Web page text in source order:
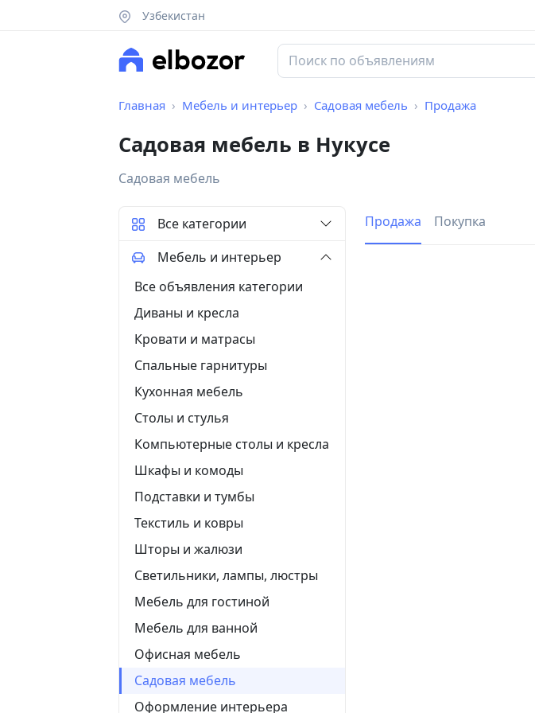
Узбекистан
Главная Мебель и интерьер Садовая мебель Продажа
Садовая мебель в Нукусе
Садовая мебель
Продажа Покупка
Все категории
Мебель и интерьер
Все объявления категории
Диваны и кресла
Кровати и матрасы
Спальные гарнитуры
Кухонная мебель
Столы и стулья
Компьютерные столы и кресла
Шкафы и комоды
Подставки и тумбы
Текстиль и ковры
Шторы и жалюзи
Светильники, лампы, люстры
Мебель для гостиной
Мебель для ванной
Офисная мебель
Садовая мебель
Оформление интерьера